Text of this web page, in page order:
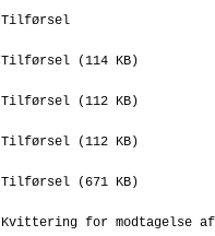
Tilførsel
Tilførsel (114 KB)
Tilførsel (112 KB)
Tilførsel (112 KB)
Tilførsel (671 KB)
Kvittering for modtagelse